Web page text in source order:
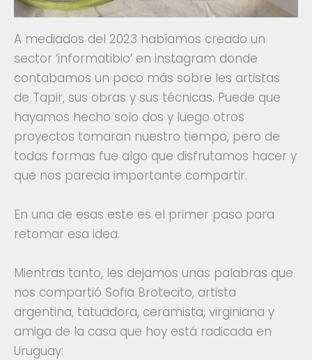
A mediados del 2023 habíamos creado un
sector ‘informatibio’ en instagram donde
contabamos un poco más sobre les artistas
de Tapir, sus obras y sus técnicas. Puede que
hayamos hecho solo dos y luego otros
proyectos tomaran nuestro tiempo, pero de
todas formas fue algo que disfrutamos hacer y
que nos parecia importante compartir.
En una de esas este es el primer paso para
retomar esa idea.
Mientras tanto, les dejamos unas palabras que
nos compartió Sofia Brotecito, artista
argentina, tatuadora, ceramista, virginiana y
amiga de la casa que hoy está radicada en
Uruguay: